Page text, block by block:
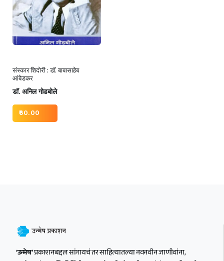
संस्कार शिदोरी : डॉ. बाबासाहेब
आंबेडकर
डॉ. अनिल गोडबोले
60.00
‘उन्मेष’प्रकाशनबद्दल सांगायचं तर साहित्यातल्या नवनवीन जाणीवांना,